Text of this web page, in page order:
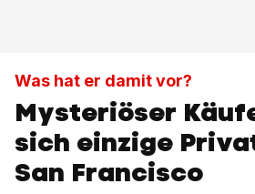
Was hat er damit vor?
Mysteriöser
sich einzige
San Francisco